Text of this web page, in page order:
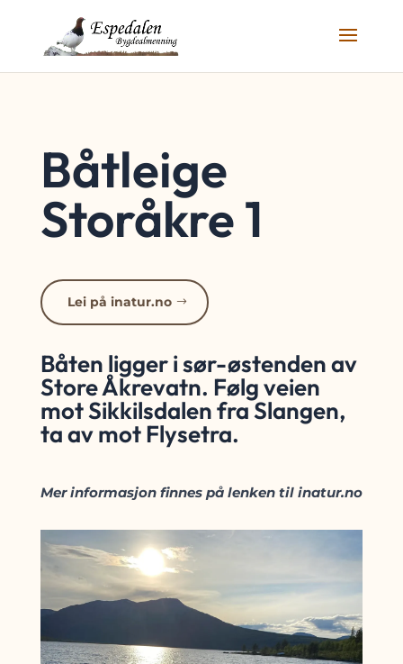
Båtleige
Storåkre 1
Lei på inatur.no
Båten ligger i sør-østenden av
Store Åkrevatn. Følg veien
mot Sikkilsdalen fra Slangen,
ta av mot Flysetra.
Mer informasjon finnes på lenken til inatur.no